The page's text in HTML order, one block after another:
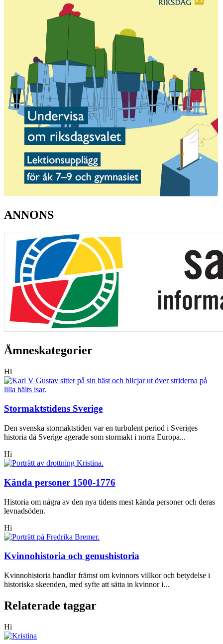
ANNONS
Ämneskategorier
Hi
Stormaktstidens Sverige
Den svenska stormaktstiden var en turbulent period i Sveriges
historia då Sverige agerade som stormakt i norra Europa...
Hi
Kända personer 1500-1776
Historia om några av den nya tidens mest kända personer och deras
levnadsöden.
Hi
Kvinnohistoria och genushistoria
Kvinnohistoria handlar främst om kvinnors villkor och betydelse i
historiska skeenden, med syfte att sätta in kvinnor i...
Relaterade taggar
Hi